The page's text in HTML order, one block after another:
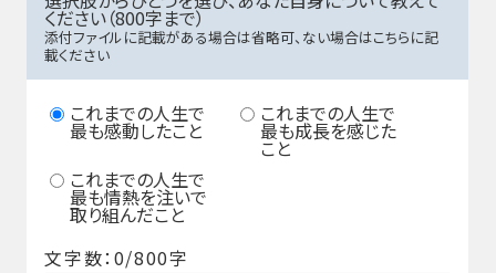
ください（800字まで）
添付ファイルに記載がある場合は省略可、ない場合はこちらに記
載ください
これまでの人生で
最も感動したこと
これまでの人生で
最も成長を感じた
こと
これまでの人生で
最も情熱を注いで
取り組んだこと
文字数：0/800字